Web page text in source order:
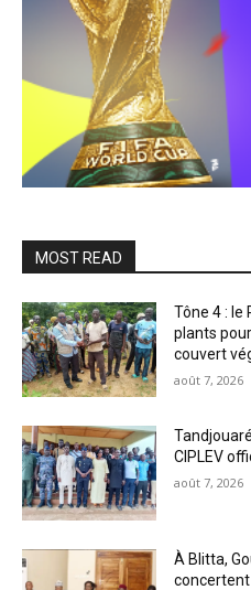
MOST READ
Tône 4 : le
plants
couvert
août 7, 2026
CIPLEV
août 7, 2026
À Blitta,